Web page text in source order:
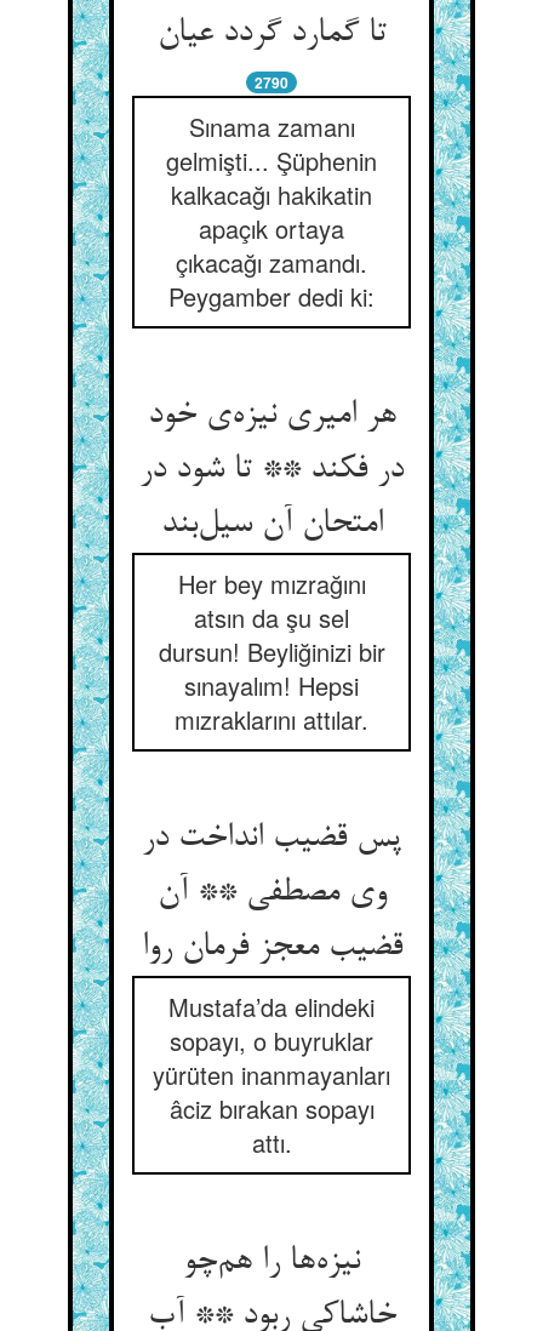
تا گمارد گردد عیان
2790
Sınama zamanı
gelmişti... Şüphenin
kalkacağı hakikatin
apaçık ortaya
çıkacağı zamandı.
Peygamber dedi ki:
هر امیری نیزه‌ی خود
در فکند ** تا شود در
امتحان آن سیل‌بند
Her bey mızrağını
atsın da şu sel
dursun! Beyliğinizi bir
sınayalım! Hepsi
mızraklarını attılar.
پس قضیب انداخت در
وی مصطفی ** آن
قضیب معجز فرمان روا
Mustafa’da elindeki
sopayı, o buyruklar
yürüten inanmayanları
âciz bırakan sopayı
attı.
نیزه‌ها را هم‌چو
خاشاکی ربود ** آب